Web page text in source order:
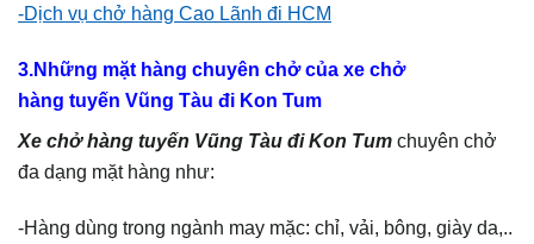
-Dịch vụ chở hàng Cao Lãnh đi HCM
3.Những mặt hàng chuyên chở của xe chở
hàng tuyến Vũng Tàu đi Kon Tum
Xe chở hàng tuyến Vũng Tàu đi Kon Tum chuyên chở
đa dạng mặt hàng như:
-Hàng dùng trong ngành may mặc: chỉ, vải, bông, giày da,..